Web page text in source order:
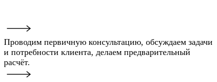
Проводим первичную консультацию, обсуждаем задачи
и потребности клиента, делаем предварительный
расчёт.